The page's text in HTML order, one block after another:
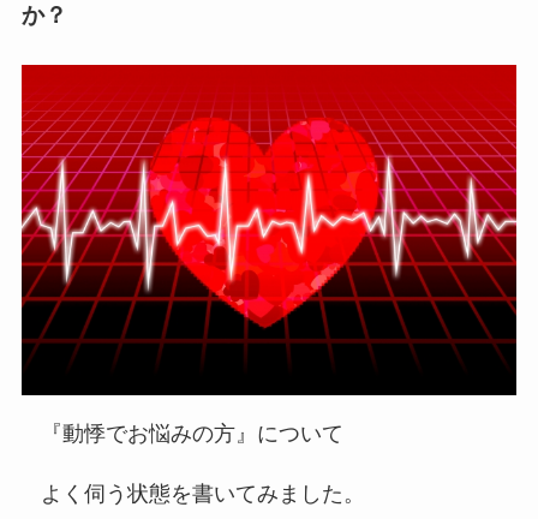
か？
『動悸でお悩みの方』について
よく伺う状態を書いてみました。